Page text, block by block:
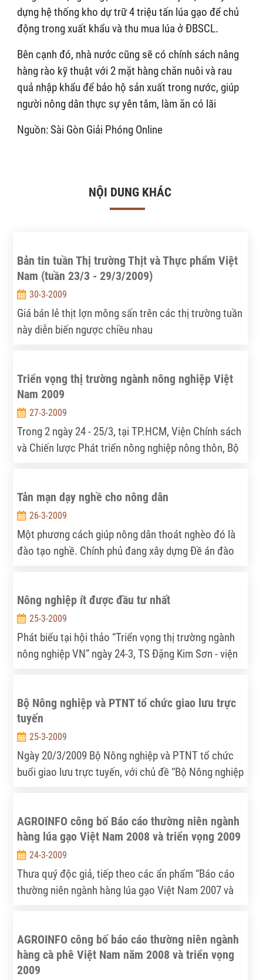
dựng hệ thống kho dự trữ 4 triệu tấn lúa gạo để chủ
động trong xuất khẩu và thu mua lúa ở ĐBSCL.
Bên cạnh đó, nhà nước cũng sẽ có chính sách nâng
hàng rào kỹ thuật với 2 mặt hàng chăn nuôi và rau
quả nhập khẩu để bảo hộ sản xuất trong nước, giúp
người nông dân thực sự yên tâm, làm ăn có lãi
Nguồn: Sài Gòn Giải Phóng Online
NỘI DUNG KHÁC
Bản tin tuần Thị trường Thịt và Thực phẩm Việt
Nam (tuần 23/3 - 29/3/2009)
30-3-2009
Giá bán lẻ thịt lợn mông sấn trên các thị trường tuần
này diễn biến ngược chiều nhau
Triển vọng thị trường ngành nông nghiệp Việt
Nam 2009
27-3-2009
Trong 2 ngày 24 - 25/3, tại TP.HCM, Viện Chính sách
và Chiến lược Phát triển nông nghiệp nông thôn, Bộ
hội thảo Triển vọng thị trường ngành nông nghiệp
Việt Nam.
Tản mạn dạy nghề cho nông dân
26-3-2009
Một phương cách giúp nông dân thoát nghèo đó là
đào tạo nghề. Chính phủ đang xây dựng Đề án đào
nhiều điều đáng bàn.
Nông nghiệp ít được đầu tư nhất
25-3-2009
Phát biểu tại hội thảo “Triển vọng thị trường ngành
nông nghiệp VN” ngày 24-3, TS Đặng Kim Sơn - viện
kiến sự phát triển đột phá của ngành nông nghiệp
với mức tăng trưởng toàn ngành đạt 3,79%.
Bộ Nông nghiệp và PTNT tổ chức giao lưu trực
tuyến
25-3-2009
Ngày 20/3/2009 Bộ Nông nghiệp và PTNT tổ chức
buổi giao lưu trực tuyến, với chủ đề “Bộ Nông nghiệp
nghiệp, những khó khăn và vướng mắc liên quan đến
sản xuất và kinh doanh, đặc biệt là các vấn đề về
thể chế, chính sách. Cùng giao lưu có các Thứ
trưởng, Lãnh đạo các Cục, Vụ và Lãnh đạo các Sở
Nông nghiệp và PTNT của 63 tỉnh, thành phố.
AGROINFO công bố Báo cáo thường niên ngành
hàng lúa gạo Việt Nam 2008 và triển vọng 2009
24-3-2009
Thưa quý độc giả, tiếp theo các ẩn phẩm “Báo cáo
thường niên ngành hàng lúa gạo Việt Nam 2007 và
“Thị trường gạo thế giới 2009 sau các cuộc đua tăng
vụ”, Trung tâm Thông tin PTNNNT (AGROINFO) tiếp
tục giới thiệu “Báo cáo thường niên ngành hàng lúa
AGROINFO công bố báo cáo thường niên ngành
hàng cà phê Việt Nam năm 2008 và triển vọng
2009